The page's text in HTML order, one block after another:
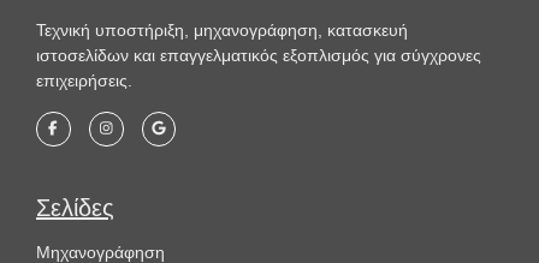
Τεχνική υποστήριξη, μηχανογράφηση, κατασκευή
ιστοσελίδων και επαγγελματικός εξοπλισμός για σύγχρονες
επιχειρήσεις.
Σελίδες
Μηχανογράφηση